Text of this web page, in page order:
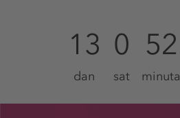
13
dan
0
sat
52
minuta